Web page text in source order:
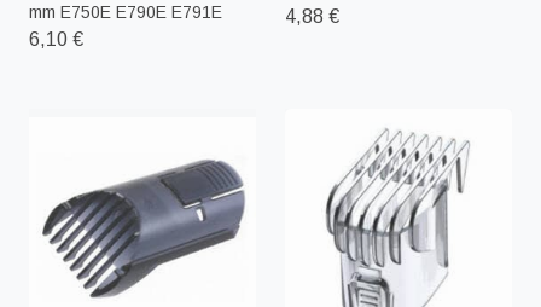
mm E750E E790E E791E
6,10 €
4,88 €